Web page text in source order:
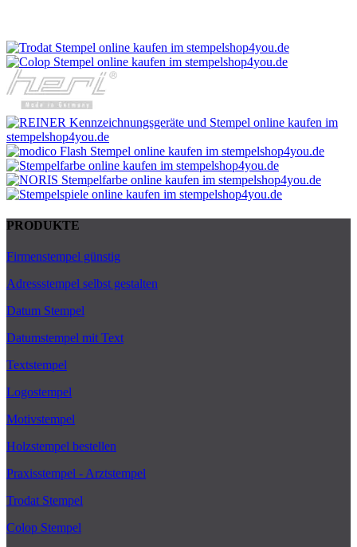
PRODUKTE
Firmenstempel günstig
Adressstempel selbst gestalten
Datum Stempel
Datumstempel mit Text
Textstempel
Logostempel
Motivstempel
Holzstempel bestellen
Praxisstempel - Arztstempel
Trodat Stempel
Colop Stempel